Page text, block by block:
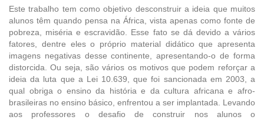
Este trabalho tem como objetivo desconstruir a ideia que muitos
alunos têm quando pensa na África, vista apenas como fonte de
pobreza, miséria e escravidão. Esse fato se dá devido a vários
fatores, dentre eles o próprio material didático que apresenta
imagens negativas desse continente, apresentando-o de forma
distorcida. Ou seja, são vários os motivos que podem reforçar a
ideia da luta que a Lei 10.639, que foi sancionada em 2003, a
qual obriga o ensino da história e da cultura africana e afro-
brasileiras no ensino básico, enfrentou a ser implantada. Levando
aos professores o desafio de construir nos alunos o